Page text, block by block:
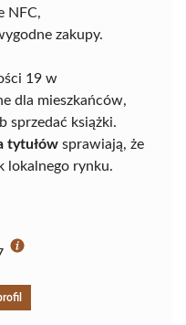
NFC,
zakupy.
19 w
dla mieszkańców,
sprzedać książki.
tytułów sprawiają, że
lokalnego rynku.